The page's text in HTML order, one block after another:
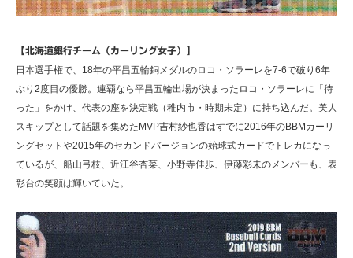
【北海道銀行チーム（カーリング女子）】
日本選手権で、18年の平昌五輪銅メダルのロコ・ソラーレを7‐6で破り6年
ぶり2度目の優勝。連覇なら平昌五輪出場が決まったロコ・ソラーレに「待
った」をかけ、代表の座を決定戦（稚内市・時期未定）に持ち込んだ。美人
スキップとして話題を集めたMVP吉村紗也香はすでに2016年のBBMカーリ
ングセットや2015年のセカンドバージョンの始球式カードでトレカになっ
ているが、船山弓枝、近江谷杏菜、小野寺佳歩、伊藤彩未のメンバーも、表
彰台の笑顔は輝いていた。